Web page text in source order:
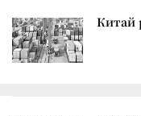
Китай